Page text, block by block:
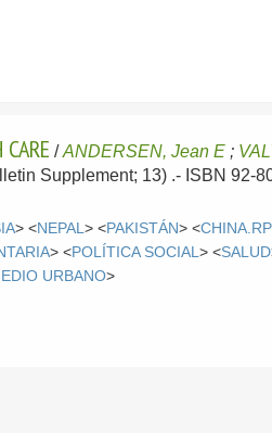
/ANDERSEN, Jean E ;
Supplement; 13) .- ISBN 92-
> <NEPAL> <PAKISTÁN> <CHINA.RP
> <POLÍTICA SOCIAL> <SALUD
URBANO>